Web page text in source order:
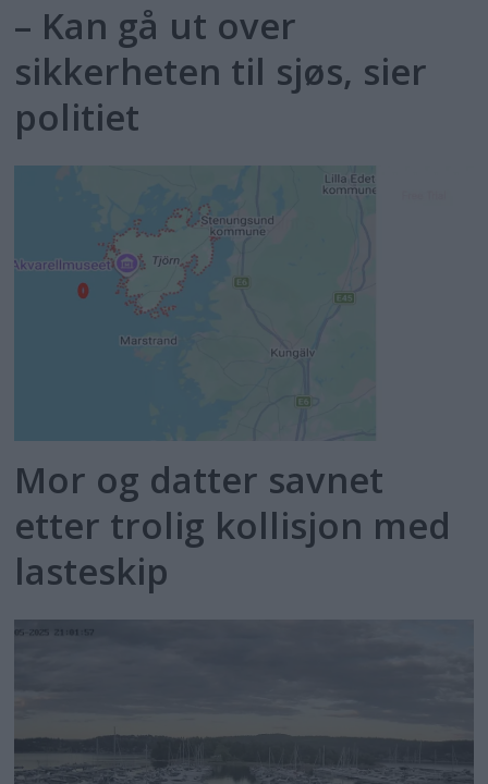
– Kan gå ut over
sikkerheten til sjøs, sier
politiet
Mor og datter savnet
etter trolig kollisjon med
lasteskip